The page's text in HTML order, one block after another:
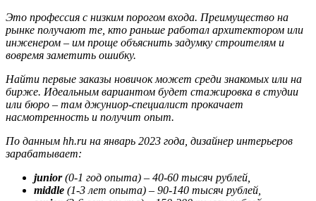
Это профессия с низким порогом входа. Преимущество на
рынке получают те, кто раньше работал архитектором или
инженером – им проще объяснить задумку строителям и
вовремя заметить ошибку.
Найти первые заказы новичок может среди знакомых или на
бирже. Идеальным вариантом будет стажировка в студии
или бюро – там джуниор-специалист прокачает
насмотренность и получит опыт.
По данным hh.ru на январь 2023 года, дизайнер интерьеров
зарабатывает:
junior(0-1 год опыта) – 40-60 тысяч рублей,
middle (1-3 лет опыта) – 90-140 тысяч рублей,